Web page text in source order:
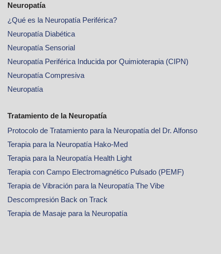
Neuropatía
¿Qué es la Neuropatía Periférica?
Neuropatía Diabética
Neuropatía Sensorial
Neuropatía Periférica Inducida por Quimioterapia (CIPN)
Neuropatía Compresiva
Neuropatía
Tratamiento de la Neuropatía
Protocolo de Tratamiento para la Neuropatía del Dr. Alfonso
Terapia para la Neuropatía Hako-Med
Terapia para la Neuropatía Health Light
Terapia con Campo Electromagnético Pulsado (PEMF)
Terapia de Vibración para la Neuropatía The Vibe
Descompresión Back on Track
Terapia de Masaje para la Neuropatía